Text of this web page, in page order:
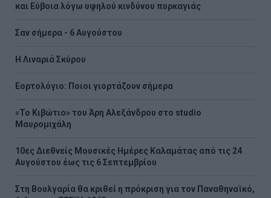
και Εύβοια λόγω υψηλού κινδύνου πυρκαγιάς
Σαν σήμερα - 6 Αυγούστου
H Λιναριά Σκύρου
Εορτολόγιο: Ποιοι γιορτάζουν σήμερα
«Το Κιβώτιο» του Άρη Αλεξάνδρου στο studio
Μαυρομιχάλη
10ες Διεθνείς Μουσικές Ημέρες Καλαμάτας από τις 24
Αυγούστου έως τις 6 Σεπτεμβρίου
Στη Βουλγαρία θα κριθεί η πρόκριση για τον Παναθηναϊκό,